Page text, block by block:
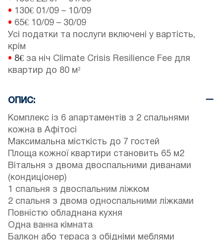
• 130€ 01/09 – 10/09
• 65€ 10/09 – 30/09
Усі податки та послуги включені у вартість,
крім
• 8€ за ніч Climate Crisis Resilience Fee для
квартир до 80 м²
ОПИС:
Комплекс із 6 апартаментів з 2 спальнями
кожна в Афітосі
Максимальна місткість до 7 гостей
Площа кожної квартири становить 65 м2
Вітальня з двома двоспальними диванами
(кондиціонер)
1 спальня з двоспальним ліжком
2 спальня з двома односпальними ліжками
Повністю обладнана кухня
Одна ванна кімната
Балкон або тераса з обідніми меблями